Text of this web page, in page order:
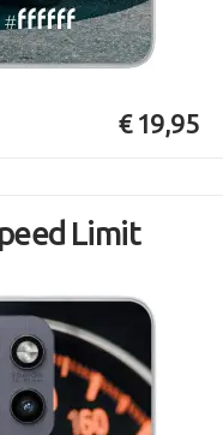
€ 19,95
Limit